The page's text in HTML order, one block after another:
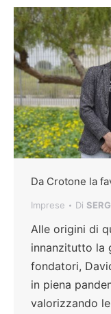
Da Crotone la
Imprese Di
Alle origini di
innanzitutto la
fondatori,
in piena
valorizzando